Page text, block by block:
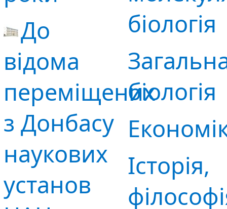
До
відома
переміщених
з Донбасу
наукових
установ
біологія
біологія
Історія,